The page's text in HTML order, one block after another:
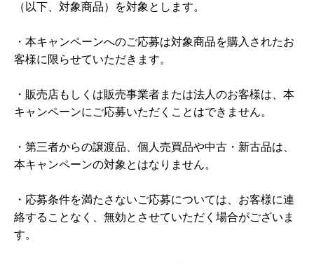
（以下、対象商品）を対象とします。
・本キャンペーンへのご応募は対象商品を購入されたお
客様に限らせていただきます。
・販売店もしくは販売事業者または法人のお客様は、本
キャンペーンにご応募いただくことはできません。
・第三者からの譲渡品、個人売買品や中古・新古品は、
本キャンペーンの対象とはなりません。
・応募条件を満たさないご応募については、お客様に連
絡することなく、無効とさせていただく場合がございま
す。